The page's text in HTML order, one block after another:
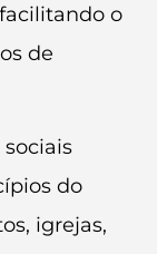
o
de
sociais
do
igrejas,